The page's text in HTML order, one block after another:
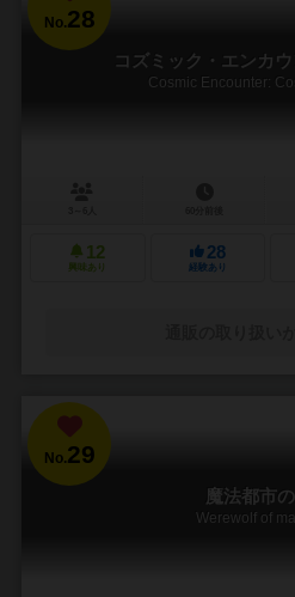
No.28
コズミック・エンカ
Cosmic Encounter:
12
興味あり
28
経験あり
No.29
魔法都市
Werewolf of